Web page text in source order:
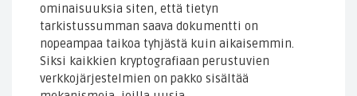
ominaisuuksia siten, että tietyn
tarkistussumman saava dokumentti on
nopeampaa taikoa tyhjästä kuin aikaisemmin.
Siksi kaikkien kryptografiaan perustuvien
verkkojärjestelmien on pakko sisältää